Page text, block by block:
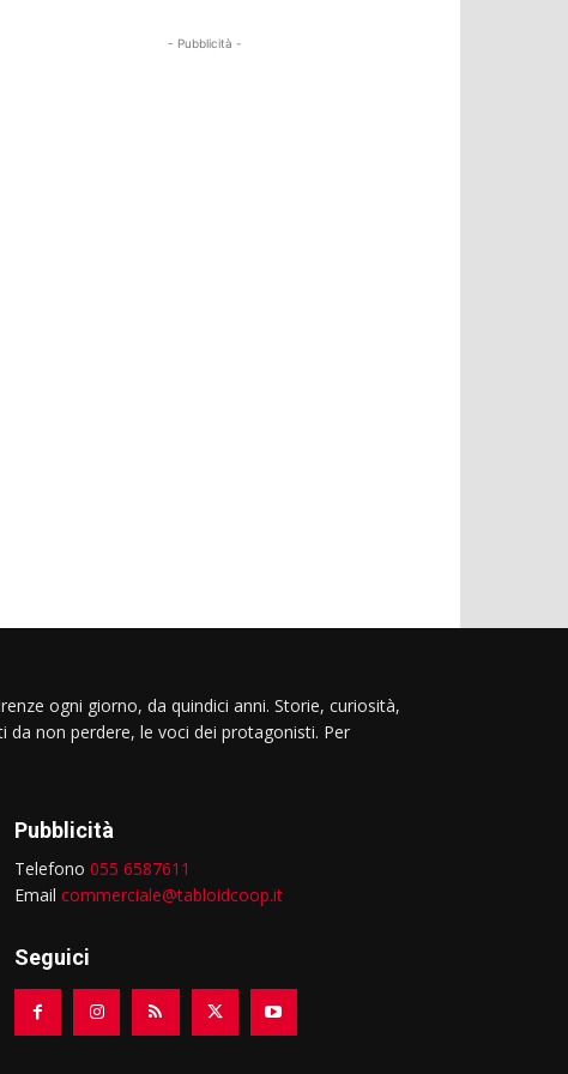
- Pubblicità -
ogni giorno, da quindici anni. Storie, curiosità,
non perdere, le voci dei protagonisti. Per
Pubblicità
Telefono 055 6587611
Email commerciale@tabloidcoop.it
Seguici